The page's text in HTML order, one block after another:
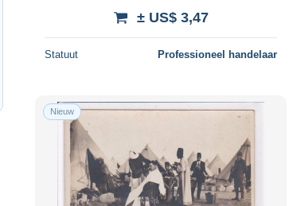
± US$ 3,47
Statuut Professioneel handelaar
Nieuw